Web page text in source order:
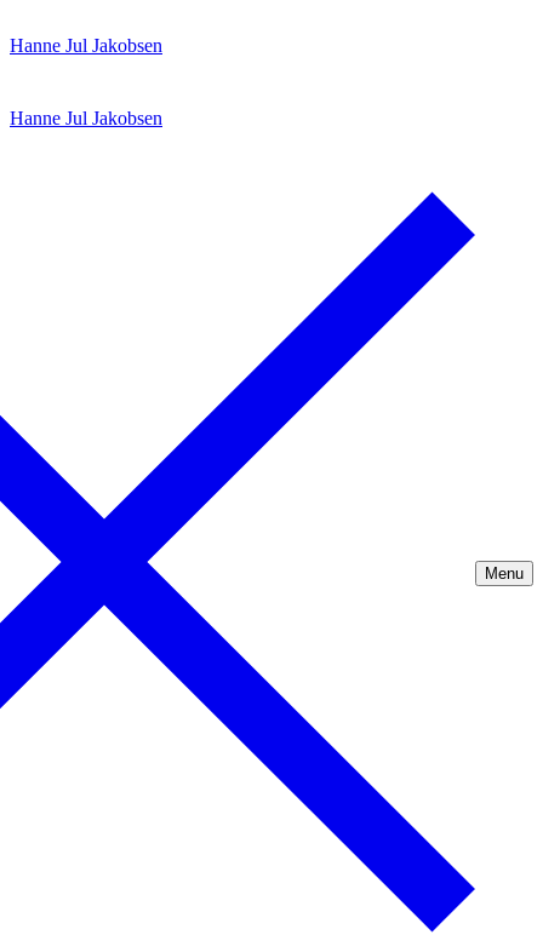
til
Hanne Jul Jakobsen
Hanne Jul Jakobsen
Menu